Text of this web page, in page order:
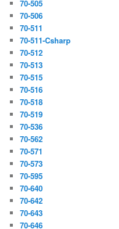
70-505
70-506
70-511
70-511-Csharp
70-512
70-513
70-515
70-516
70-518
70-519
70-536
70-562
70-571
70-573
70-595
70-640
70-642
70-643
70-646